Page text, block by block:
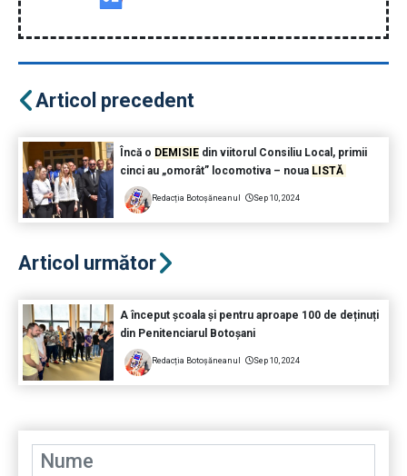
Articol precedent
Încă o DEMISIEdin viitorul Consiliu Local, primii
cinci au „omorât” locomotiva – noua LISTĂ
Redacția Botoșăneanul Sep 10, 2024
Articol următor
A început școala și pentru aproape 100 de deținuți
din Penitenciarul Botoșani
Redacția Botoșăneanul Sep 10, 2024